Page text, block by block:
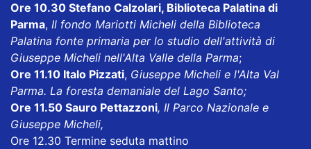
Ore 10.30 Stefano Calzolari, Biblioteca Palatina di
Parma, Il fondo Mariotti Micheli della Biblioteca
Palatina fonte primaria per lo studio dell'attività di
Giuseppe Micheli nell'Alta Valle della Parma;
Ore 11.10 Italo Pizzati, Giuseppe Micheli e l'Alta Val
Parma. La foresta demaniale del Lago Santo;
Ore 11.50 Sauro Pettazzoni, Il Parco Nazionale e
Giuseppe Micheli,
Ore 12.30 Termine seduta mattino